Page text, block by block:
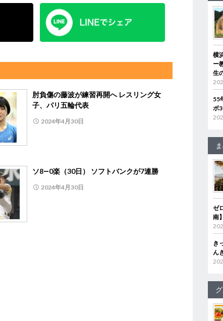
肘負傷の藤波が練習再開へ レスリング女
子、パリ五輪代表
2024年4月30日
ソ8―0楽（30日） ソフトバンクが7連勝
2024年4月30日
横
ー
生
55
ボ
ゼ
南】
き
ん